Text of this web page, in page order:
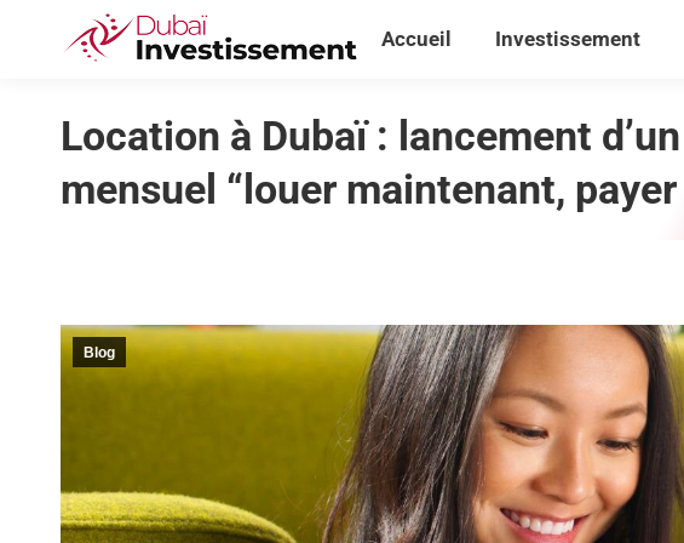
Accueil Investissement
Location à Dubaï : lancement
mensuel “louer maintenant,
Blog
Accueil Investissement